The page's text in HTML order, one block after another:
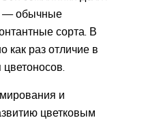
— обычные
сорта. В
как раз отличие в
и
цветковым